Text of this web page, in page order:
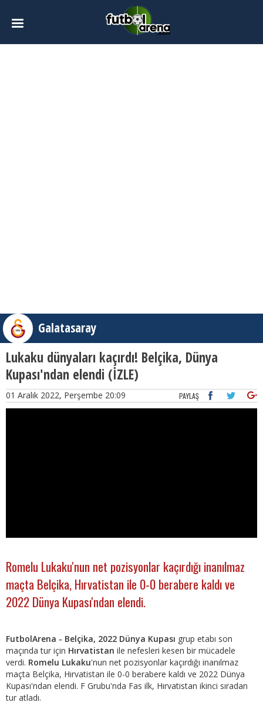
Galatasaray
Lukaku dünyaları kaçırdı! Belçika, Dünya
Kupası'ndan elendi (İZLE)
01 Aralık 2022, Perşembe 20:09 PAYLAŞ
Romelu Lukaku'nun net pozisyonlar kaçırdığı inanılmaz
maçta Belçika, Hırvatistan ile 0-0 berabere kaldı ve
2022 Dünya Kupası'ndan elendi.
FutbolArena - Belçika, 2022 Dünya Kupası grup etabı son
maçında tur için Hırvatistan ile nefesleri kesen bir mücadele
verdi. Romelu Lukaku'nun net pozisyonlar kaçırdığı inanılmaz
maçta Belçika, Hırvatistan ile 0-0 berabere kaldı ve 2022 Dünya
Kupası'ndan elendi. F Grubu'nda Fas ilk, Hırvatistan ikinci sıradan
tur atladı.